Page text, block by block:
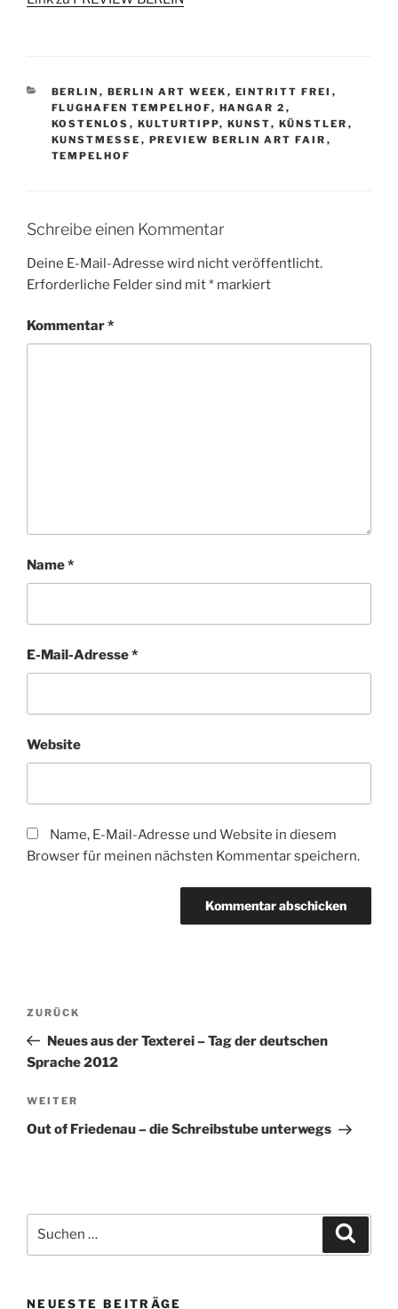
KATEGORIEN
BERLIN , BERLIN ART WEEK , EINTRITT FREI ,
FLUGHAFEN TEMPELHOF, HANGAR 2 ,
KOSTENLOS , KULTURTIPP, KUNST, KÜNSTLER ,
KUNSTMESSE , PREVIEW BERLIN ART FAIR ,
TEMPELHOF
Schreibe einen Kommentar
Deine E-Mail-Adresse wird nicht veröffentlicht.
Erforderliche Felder sind mit* markiert
Kommentar*
Name*
E-Mail-Adresse*
Website
Name, E-Mail-Adresse und Website in diesem
Browser für meinen nächsten Kommentar speichern.
Beitragsnavigation
Vorheriger
Beitrag
ZURÜCK
Neues aus der Texterei – Tag der deutschen
Sprache 2012
Nächster
Beitrag
WEITER
Out of Friedenau – die Schreibstube unterwegs
nach:
NEUESTE BEITRÄGE